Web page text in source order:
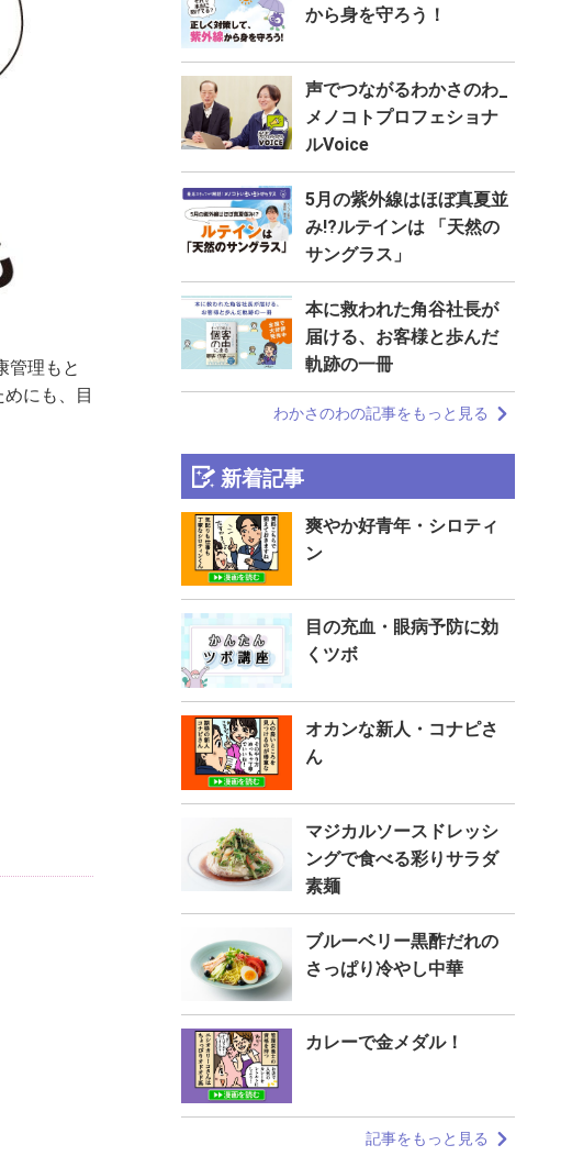
管理もと
にも、目
から身を守ろう！
声でつながるわかさのわ_
メノコトプロフェショナ
ルVoice
5月の紫外線はほぼ真夏並
み!?ルテインは 「天然の
サングラス」
本に救われた⻆谷社長が
届ける、お客様と歩んだ
軌跡の一冊
わかさのわの記事をもっと見る
新着記事
爽やか好青年・シロティ
ン
目の充血・眼病予防に効
くツボ
オカンな新人・コナピさ
ん
マジカルソースドレッシ
ングで食べる彩りサラダ
素麺
ブルーベリー黒酢だれの
さっぱり冷やし中華
カレーで金メダル！
記事をもっと見る